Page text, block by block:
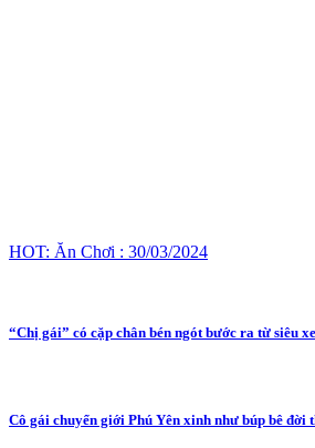
HOT: Ăn Chơi : 30/03/2024
“Chị gái” có cặp chân bén ngót bước ra từ siêu
Cô gái chuyển giới Phú Yên xinh như búp bê đời